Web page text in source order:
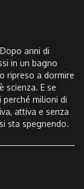
anni di
in un bagno
ripreso a dormire
scienza. E se
milioni di
attiva e senza
sta spegnendo.